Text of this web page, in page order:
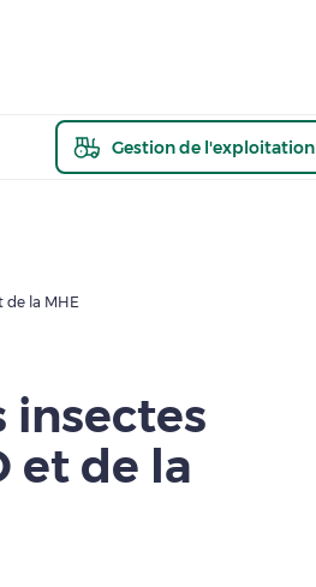
Gestion de l'exploitation
de la MHE
insectes
et de la